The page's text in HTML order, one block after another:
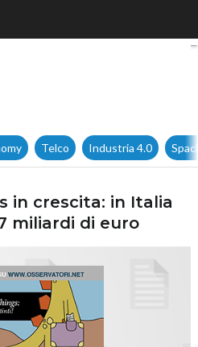
of Things in
Telco Industria 4.0
in crescita: in Italia
miliardi di euro